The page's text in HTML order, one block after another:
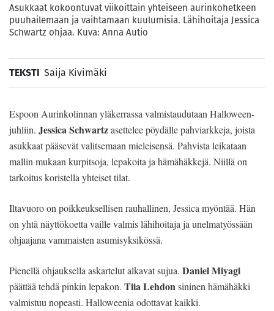
Asukkaat kokoontuvat viikoittain yhteiseen aurinkohetkeen
puuhailemaan ja vaihtamaan kuulumisia. Lähihoitaja Jessica
Schwartz ohjaa. Kuva: Anna Autio
TEKSTI Saija Kivimäki
Espoon Aurinkolinnan yläkerrassa valmistaudutaan Halloween-
juhliin. Jessica Schwartzasettelee pöydälle pahviarkkeja, joista
asukkaat pääsevät valitsemaan mieleisensä. Pahvista leikataan
mallin mukaan kurpitsoja, lepakoita ja hämähäkkejä. Niillä on
tarkoitus koristella yhteiset tilat.
Iltavuoro on poikkeuksellisen rauhallinen, Jessica myöntää. Hän
on yhtä näyttökoetta vaille valmis lähihoitaja ja unelmatyössään
ohjaajana vammaisten asumisyksikössä.
Pienellä ohjauksella askartelut alkavat sujua. Daniel Miyagi
päättää tehdä pinkin lepakon. Tiia Lehdonsininen hämähäkki
valmistuu nopeasti. Halloweenia odottavat kaikki.